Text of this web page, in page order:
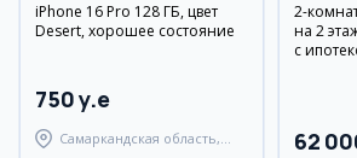
iPhone 16 Pro 128 ГБ, цвет
Desert, хорошее состояние
750 y.e
Самаркандская область,
2-
на 2
с
62